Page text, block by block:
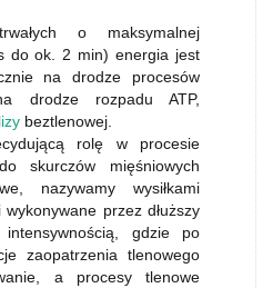
o maksymalnej
do ok. 2 min) energia jest
na drodze procesów
drodze rozpadu ATP,
beztlenowej.
rolę w procesie
skurczów mięśniowych
nazywamy wysiłkami
przez dłuższy
gdzie po
zaopatrzenia tlenowego
a procesy tlenowe